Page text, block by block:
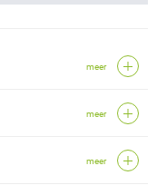
meer
meer
meer